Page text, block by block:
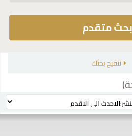
بحث متقدم
تنقيح بحثك